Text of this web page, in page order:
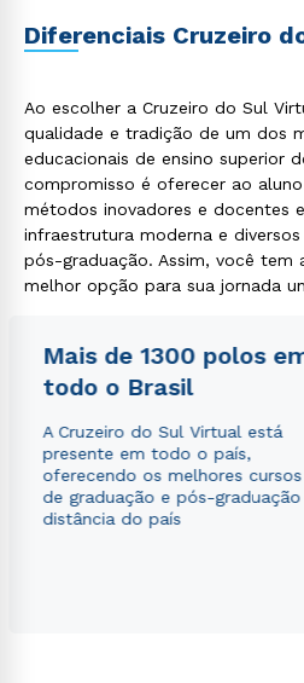
Diferenciais Cruzeiro
Ao escolher a Cruzeiro do Sul
qualidade e tradição de um dos
educacionais de ensino superior
compromisso é oferecer ao
métodos inovadores e docentes
infraestrutura moderna e
pós-graduação. Assim, você tem
melhor opção para sua jornada
Mais de 1300 polos
todo o Brasil
A Cruzeiro do Sul Virtual está
presente em todo o país,
oferecendo os melhores cursos
de graduação e pós-graduação
distância do país